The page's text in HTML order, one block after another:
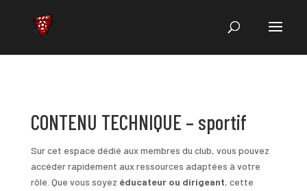
CONTENU TECHNIQUE – sportif
Sur cet espace dédié aux membres du club, vous pouvez
accéder rapidement aux ressources adaptées à votre
rôle. Que vous soyez éducateur ou dirigeant, cette